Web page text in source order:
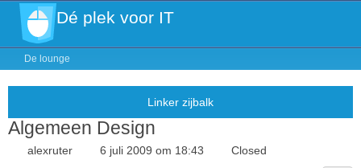
Dé plek voor IT
De lounge
Algemeen Design
alexruter 6 juli 2009 om 18:43 Closed